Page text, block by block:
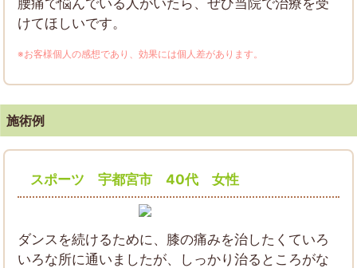
腰痛で悩んでいる人がいたら、ぜひ当院で治療を受
けてほしいです。
※お客様個人の感想であり、効果には個人差があります。
施術例
スポーツ 宇都宮市 40代 女性
ダンスを続けるために、膝の痛みを治したくていろ
いろな所に通いましたが、しっかり治るところがな